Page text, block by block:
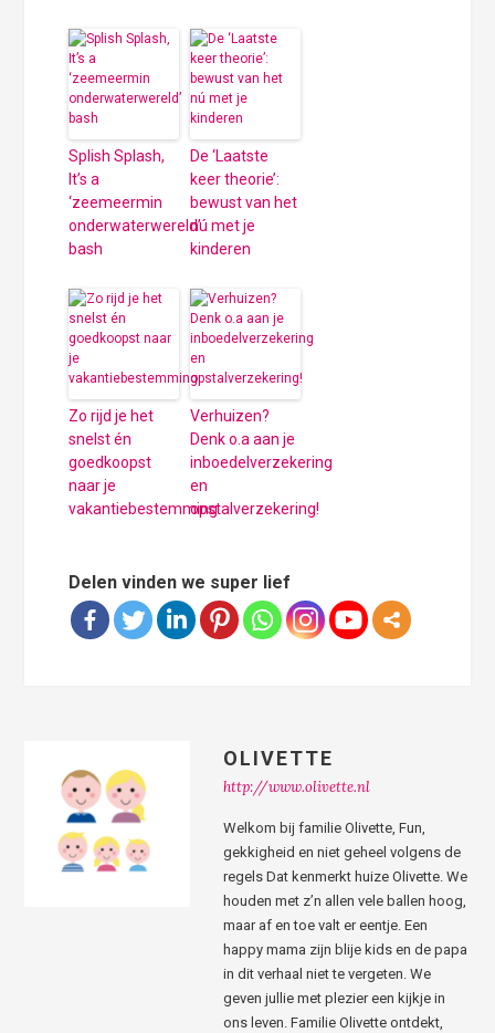
Splish Splash,
It’s a
‘zeemeermin
onderwaterwereld’
bash
De ‘Laatste
keer theorie’:
bewust van het
nú met je
kinderen
Zo rijd je het
snelst én
goedkoopst
naar je
vakantiebestemming
Verhuizen?
Denk o.a aan je
inboedelverzekering
en
opstalverzekering!
Delen vinden we super lief
OLIVETTE
http://www.olivette.nl
Welkom bij familie Olivette, Fun,
gekkigheid en niet geheel volgens de
regels Dat kenmerkt huize Olivette. We
houden met z’n allen vele ballen hoog,
maar af en toe valt er eentje. Een
happy mama zijn blije kids en de papa
in dit verhaal niet te vergeten. We
geven jullie met plezier een kijkje in
ons leven. Familie Olivette ontdekt,